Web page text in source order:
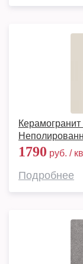
1790 руб. /
Подробнее